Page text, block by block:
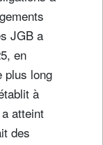
JGB a
en
plus long
à
atteint
des